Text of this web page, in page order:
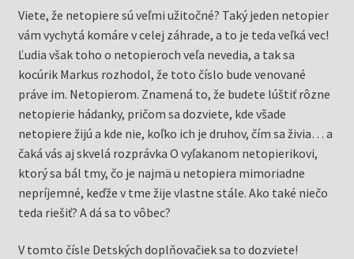
bola:
0,75 €.
je:
0,73 €.
Viete, že netopiere sú veľmi užitočné? Taký jeden netopier
vám vychytá komáre v celej záhrade, a to je teda veľká vec!
Ľudia však toho o netopieroch veľa nevedia, a tak sa
kocúrik Markus rozhodol, že toto číslo bude venované
práve im. Netopierom. Znamená to, že budete lúštiť rôzne
netopierie hádanky, pričom sa dozviete, kde všade
netopiere žijú a kde nie, koľko ich je druhov, čím sa živia… a
čaká vás aj skvelá rozprávka O vyľakanom netopierikovi,
ktorý sa bál tmy, čo je najmä u netopiera mimoriadne
nepríjemné, keďže v tme žije vlastne stále. Ako také niečo
teda riešiť? A dá sa to vôbec?
V tomto čísle Detských doplňovačiek sa to dozviete!